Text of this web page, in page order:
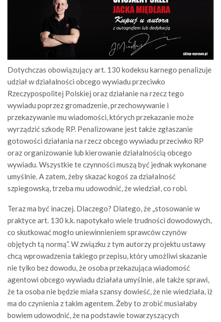
Dotychczas obowiązujący art. 130 kodeksu karnego penalizuje
udział w działalności obcego wywiadu przeciwko
Rzeczypospolitej Polskiej oraz działanie na rzecz tego
wywiadu poprzez gromadzenie, przechowywanie i
przekazywanie mu wiadomości, których przekazanie może
wyrządzić szkodę RP. Penalizowane jest także zgłaszanie
gotowości działania na rzecz obcego wywiadu przeciwko RP
oraz organizowanie lub kierowanie działalnością obcego
wywiadu. Wszystkie te czynności muszą być jednak wykonane
umyślnie. A zatem, żeby skazać kogoś za działalność
szpiegowską, trzeba mu udowodnić, że wiedział, co robi.
Teraz ma być inaczej. Dlaczego? Dlatego, że „stosowanie w
praktyce art. 130 k.k. napotykało wiele trudności dowodowych,
co skutkować mogło uniewinnieniem sprawców czynów
objętych tą normą”. W związku z tym autorzy projektu ustawy
chcą wprowadzenia takiego przepisu, który umożliwi skazanie
nie tylko bez dowodu, że osoba przekazująca wiadomość
agentowi obcego wywiadu działała umyślnie, ale także sprawi,
że ta osoba nie będzie miała szansy dowieść, że nie wiedziała, iż
ma do czynienia z takim agentem. Żeby to zrobić musiałaby
bowiem udowodnić, że na podstawie towarzyszących